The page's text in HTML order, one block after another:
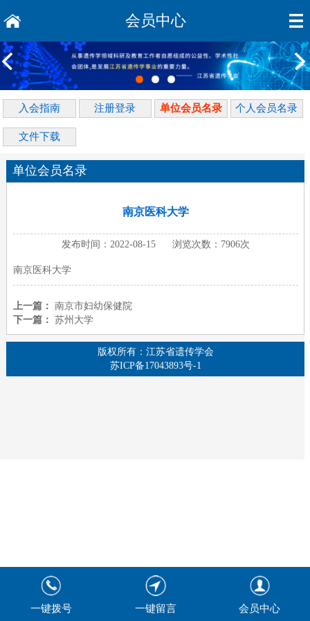
会员中心
一键拨号 一键留言 会员中心
入会指南 注册登录 单位会员名录 个人会员名录
文件下载
单位会员名录
南京医科大学
发布时间：2022-08-15 浏览次数：7906次
南京医科大学
上一篇： 南京市妇幼保健院
下一篇： 苏州大学
版权所有：江苏省遗传学会
苏ICP备17043893号-1